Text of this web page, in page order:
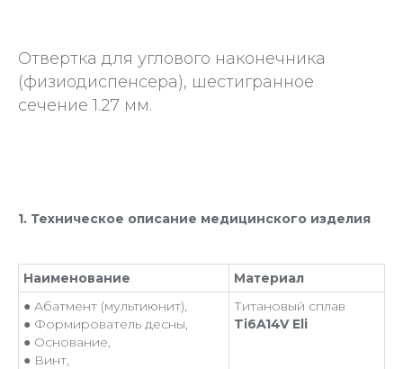
Отвертка для углового наконечника
(физиодиспенсера), шестигранное
сечение 1.27 мм.
1. Техническое описание медицинского изделия
Наименование
Материал
● Абатмент (мультиюнит),
● Формирователь десны,
● Основание,
● Винт,
Титановый сплав
Ti6A14V Eli